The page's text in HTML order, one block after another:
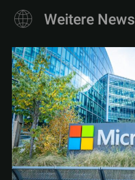
Weitere News